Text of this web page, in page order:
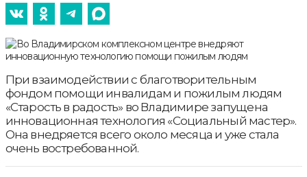
При взаимодействии с благотворительным
фондом помощи инвалидам и пожилым людям
«Старость в радость» во Владимире запущена
инновационная технология «Социальный мастер».
Она внедряется всего около месяца и уже стала
очень востребованной.